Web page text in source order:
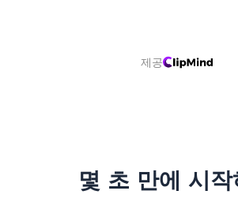
제공
몇 초 만에 시작